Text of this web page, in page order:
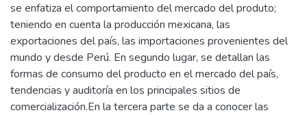
se enfatiza el comportamiento del mercado del produto;
teniendo en cuenta la producción mexicana, las
exportaciones del país, las importaciones provenientes del
mundo y desde Perú. En segundo lugar, se detallan las
formas de consumo del producto en el mercado del país,
tendencias y auditoría en los principales sitios de
comercialización.En la tercera parte se da a conocer las